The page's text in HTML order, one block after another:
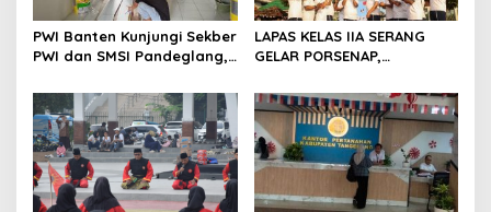
s
PWI Banten Kunjungi Sekber
PWI dan SMSI Pandeglang,
Konferensi Organisasi
LAPAS KELAS IIA SERANG
GELAR PORSENAP,
DAN KEBERSAMAAN